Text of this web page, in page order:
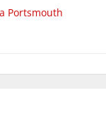
Portsmouth